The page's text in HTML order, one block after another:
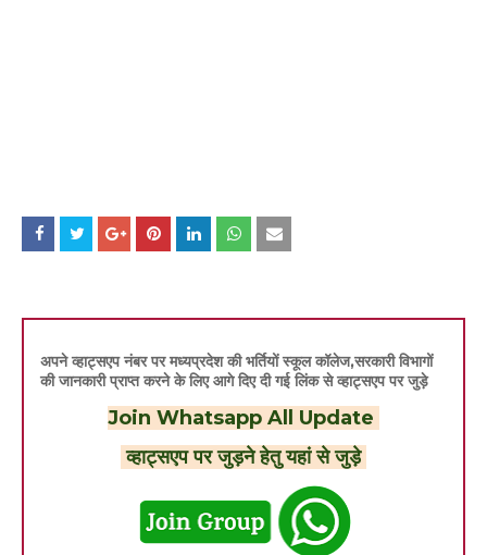
अपने व्हाट्सएप नंबर पर मध्यप्रदेश की भर्तियों स्कूल कॉलेज,सरकारी विभागों
की जानकारी प्राप्त करने के लिए आगे दिए दी गई लिंक से व्हाट्सएप पर जुड़े
Join Whatsapp All Update
व्हाट्सएप पर जुड़ने हेतु यहां से जुड़े